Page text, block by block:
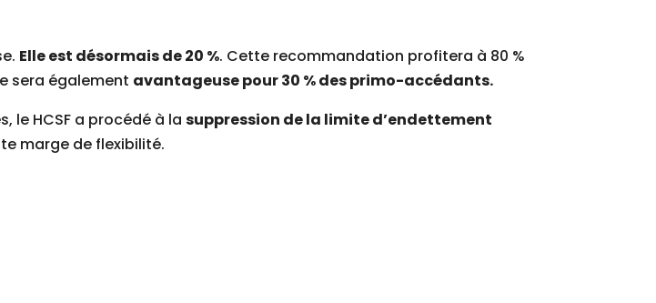
Elle est désormais de 20 %. Cette recommandation profitera à 80 %
sera également avantageuse pour 30 % des primo-accédants.
le HCSF a procédé à lasuppression de la limite d’endettement
marge de flexibilité.